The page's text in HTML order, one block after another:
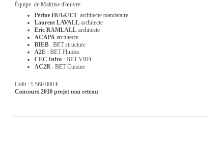
Équipe de Maîtrise d'œuvre:
Périne HUGUETarchitecte mandataire
Laurent LAVALLarchitecte
Eric RAMLALLarchitecte
ACAPAarchitecte
BIEB: BET structure
A2E: BET Fluides
CEC Infra: BET VRD
AC2R: BET Cuisine
Coût : 1 560 000 €
Concours 2010 projet non retenu